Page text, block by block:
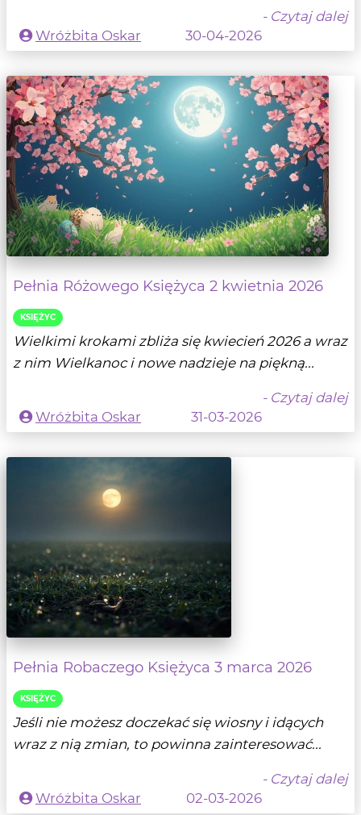
- Czytaj dalej
Wróżbita Oskar
30-04-2026
Pełnia Różowego Księżyca 2 kwietnia 2026
KSIĘŻYC
Wielkimi krokami zbliża się kwiecień 2026 a wraz
z nim Wielkanoc i nowe nadzieje na piękną...
- Czytaj dalej
Wróżbita Oskar
31-03-2026
Pełnia Robaczego Księżyca 3 marca 2026
KSIĘŻYC
Jeśli nie możesz doczekać się wiosny i idących
wraz z nią zmian, to powinna zainteresować...
- Czytaj dalej
Wróżbita Oskar
02-03-2026